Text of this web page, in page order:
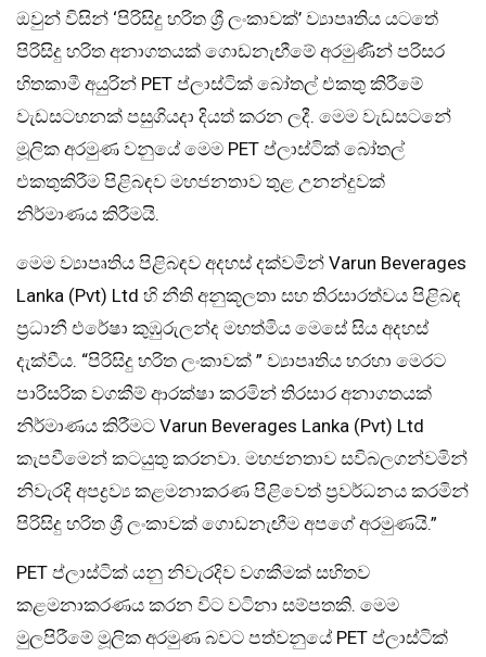
ඔවුන් විසින් ‘පිරිසිදු හරිත ශ්‍රී ලංකාවක්’ ව්‍යාපෘතිය යටතේ
පිරිසිදු හරිත අනාගතයක් ගොඩනැඟීමේ අරමුණින් පරිසර
හිතකාමී අයුරින් PET ප්ලාස්ටික් බෝතල් එකතු කිරීමේ
වැඩසටහනක් පසුගියදා දියත් කරන ලදී. මෙම වැඩසටනේ
මූලික අරමුණ වනුයේ මෙම PET ප්ලාස්ටික් බෝතල්
එකතුකිරීම පිළිබඳව මහජනතාව තුළ උනන්දුවක්
නිර්මාණය කිරීමයි.
මෙම ව්‍යාපෘතිය පිළිබඳව අදහස් දක්වමින් Varun Beverages
Lanka (Pvt) Ltd හි නීති අනුකූලතා සහ තිරසාරත්වය පිළිබඳ
ප්‍රධානී එරේෂා කුඹුරුලන්ද මහත්මිය මෙසේ සිය අදහස්
දැක්වීය. “පිරිසිදු හරිත ලංකාවක් ” ව්‍යාපෘතිය හරහා මෙරට
පාරිසරික වගකීම් ආරක්ෂා කරමින් තිරසාර අනාගතයක්
නිර්මාණය කිරීමට Varun Beverages Lanka (Pvt) Ltd
කැපවීමෙන් කටයුතු කරනවා. මහජනතාව සවිබලගන්වමින්
නිවැරදි අපද්‍රව්‍ය කළමනාකරණ පිළිවෙත් ප්‍රවර්ධනය කරමින්
පිරිසිදු හරිත ශ්‍රී ලංකාවක් ගොඩනැඟීම අපගේ අරමුණයි.”
PET ප්ලාස්ටික් යනු නිවැරදිව වගකීමක් සහිතව
කළමනාකරණය කරන විට වටිනා සම්පතකි. මෙම
මුලපිරීමේ මූලික අරමුණ බවට පත්වනුයේ PET ප්ලාස්ටික්